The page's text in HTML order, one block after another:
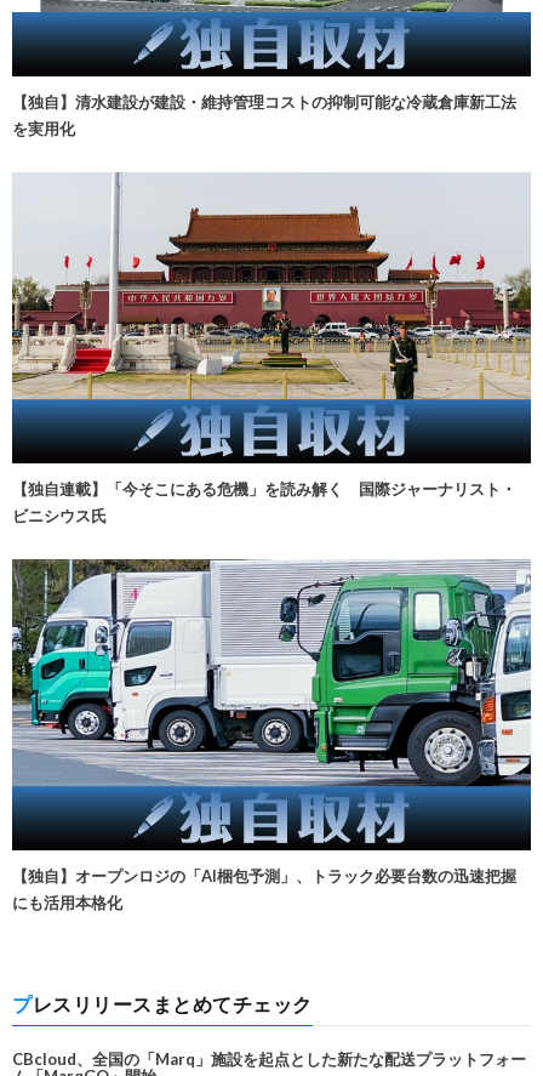
【独自】清水建設が建設・維持管理コストの抑制可能な冷蔵倉庫新工法
を実用化
【独自連載】「今そこにある危機」を読み解く 国際ジャーナリスト・
ビニシウス氏
【独自】オープンロジの「AI梱包予測」、トラック必要台数の迅速把握
にも活用本格化
プレスリリースまとめてチェック
CBcloud、全国の「Marq」施設を起点とした新たな配送プラットフォー